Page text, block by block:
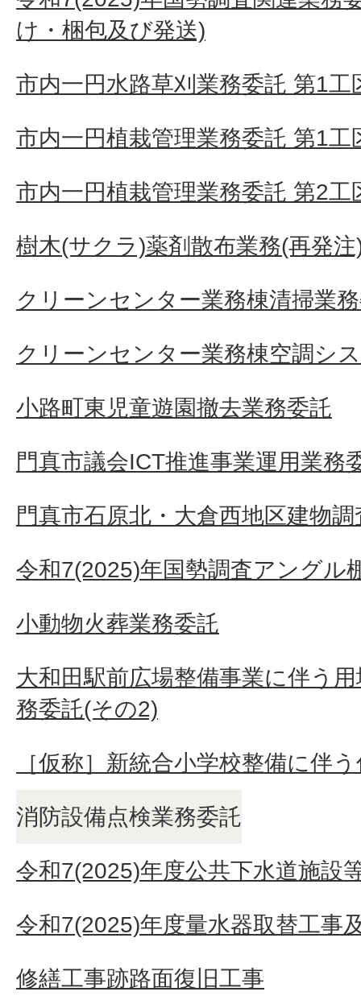
け・梱包及び発送)
市内一円水路草刈業務委託 第1工
市内一円植栽管理業務委託 第1工
市内一円植栽管理業務委託 第2工
樹木(サクラ)薬剤散布業務(再発注
クリーンセンター業務棟清掃業
クリーンセンター業務棟空調シ
小路町東児童遊園撤去業務委託
門真市議会ICT推進事業運用業務
門真市石原北・大倉西地区建物
令和7(2025)年国勢調査アングル
小動物火葬業務委託
大和田駅前広場整備事業に伴う
務委託(その2)
［仮称］新統合小学校整備に伴
消防設備点検業務委託
令和7(2025)年度公共下水道施設
令和7(2025)年度量水器取替工事
修繕工事跡路面復旧工事